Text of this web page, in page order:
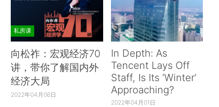
私房课
向松祚：宏观经济70
讲，带你了解国内外
经济大局
2022年04月06日
In Depth: As
Tencent Lays Off
Staff, Is Its ‘Winter’
Approaching?
2022年04月01日